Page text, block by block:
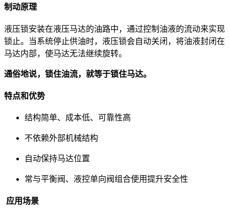
制动原理
液压锁安装在液压马达的油路中，通过控制油液的流动来实现
锁止。当系统停止供油时，液压锁会自动关闭，将油液封闭在
马达内部，使马达无法继续旋转。
通俗地说，锁住油流，就等于锁住马达。
特点和优势
结构简单、成本低、可靠性高
不依赖外部机械结构
自动保持马达位置
常与平衡阀、液控单向阀组合使用提升安全性
应用场景